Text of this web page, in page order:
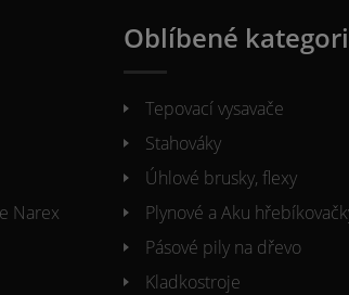
Narex
Oblíbené
Tepovací vysavače
Stahováky
Úhlové brusky, flexy
Plynové a Aku
Pásové pily na dřevo
Kladkostroje